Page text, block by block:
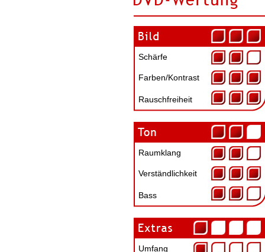
Schärfe
Farben/Kontrast
Rauschfreiheit
Raumklang
Verständlichkeit
Bass
Umfang